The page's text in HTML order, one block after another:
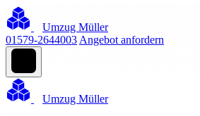
Umzug Müller
01579-2644003 Angebot anfordern
Umzug Müller